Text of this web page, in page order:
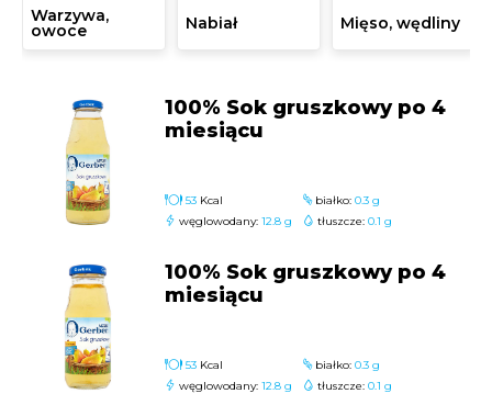
Warzywa,
owoce Nabiał Mięso, wędliny
100% Sok gruszkowy po 4
miesiącu
53 Kcal
węglowodany: 12.8 g
białko: 0.3 g
tłuszcze: 0.1 g
100% Sok gruszkowy po 4
miesiącu
53 Kcal
węglowodany: 12.8 g
białko: 0.3 g
tłuszcze: 0.1 g